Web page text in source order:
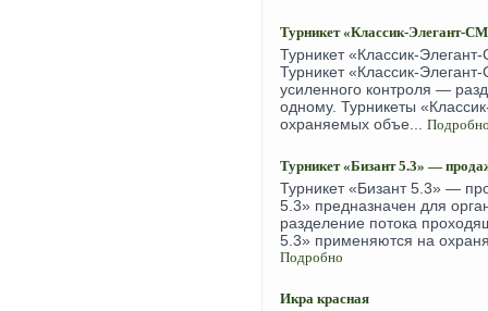
Турникет «Классик-Элегант-
Турникет «Классик-
Турникет «Классик-
усиленного контроля —
одному. Турникеты
охраняемых объе...
Турникет «Бизант 5.3» —
Турникет «Бизант 5.3» —
5.3» предназначен для
разделение потока
5.3» применяются на
Подробно
Икра красная